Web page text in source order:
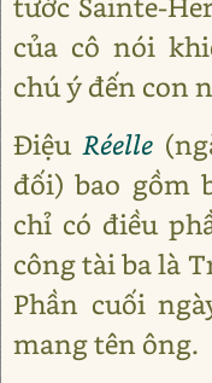
của cô nói
chú ý đến con
ĐiệuRéelle
đối) bao gồm
chỉ có điều
công tài ba là
Phần cuối
mang tên ông.